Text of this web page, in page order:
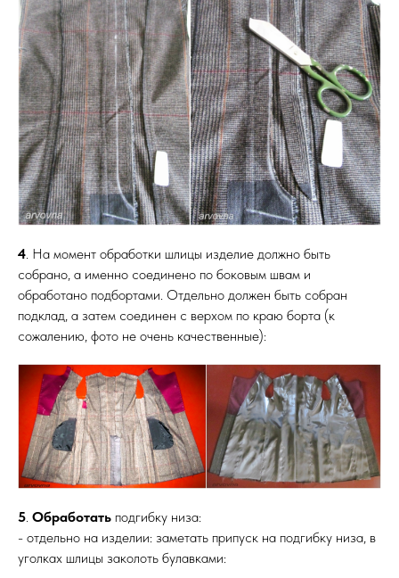
4. На момент обработки шлицы изделие должно быть
собрано, а именно соединено по боковым швам и
обработано подбортами. Отдельно должен быть собран
подклад, а затем соединен с верхом по краю борта (к
сожалению, фото не очень качественные):
5. Обработать подгибку низа:
- отдельно на изделии: заметать припуск на подгибку низа, в
уголках шлицы заколоть булавками: